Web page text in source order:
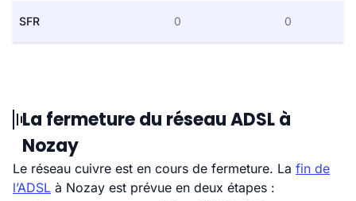
SFR 0 0
La fermeture du réseau ADSL à
Nozay
Le réseau cuivre est en cours de fermeture. La fin de
l’ADSL à Nozay est prévue en deux étapes :